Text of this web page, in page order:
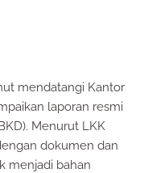
mendatangi Kantor
laporan resmi
Menurut LKK
dokumen dan
menjadi bahan